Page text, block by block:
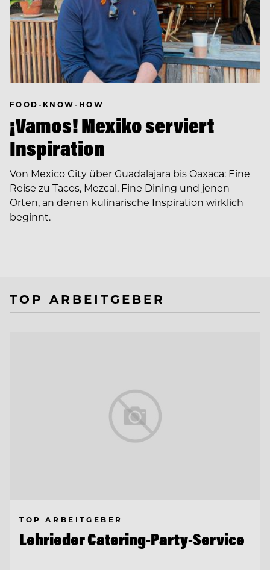
FOOD-KNOW-HOW
¡Vamos! Mexiko serviert
Inspiration
Von Mexico City über Guadalajara bis Oaxaca: Eine
Reise zu Tacos, Mezcal, Fine Dining und jenen
Orten, an denen kulinarische Inspiration wirklich
beginnt.
TOP ARBEITGEBER
TOP ARBEITGEBER
Lehrieder Catering-Party-Service